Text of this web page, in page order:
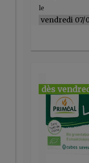
le
dès